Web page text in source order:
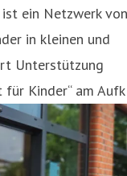
ein Netzwerk
in kleinen und
Unterstützung
für Kinder“ am